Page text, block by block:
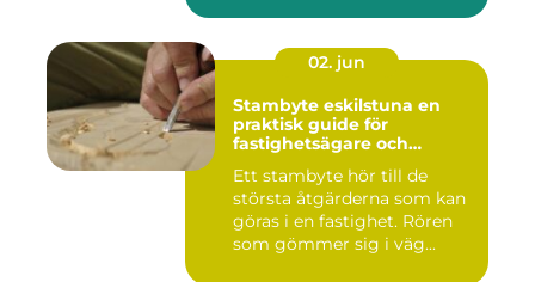
02. jun
Stambyte eskilstuna en
praktisk guide för
fastighetsägare och
Ett stambyte hör till de
största åtgärderna som kan
göras i en fastighet. Rören
som gömmer sig i väg...